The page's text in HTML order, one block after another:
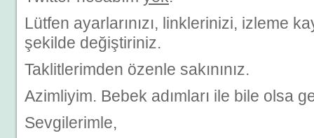
Lütfen ayarlarınızı, linklerinizi, izleme
şekilde değiştiriniz.
Taklitlerimden özenle sakınınız.
Azimliyim. Bebek adımları ile bile olsa
Sevgilerimle,